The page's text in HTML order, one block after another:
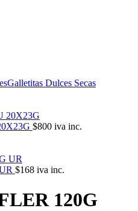
Galletitas Dulces Secas
$800 iva inc.
$168 iva inc.
120G